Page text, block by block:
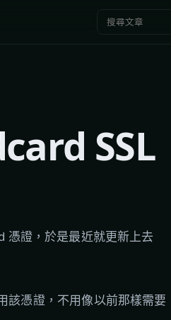
搜尋：
SSL
憑證，於是最近就更新上去
憑證，不用像以前那樣需要